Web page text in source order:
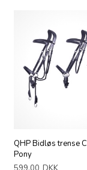
QHP Bidløs trense
Pony